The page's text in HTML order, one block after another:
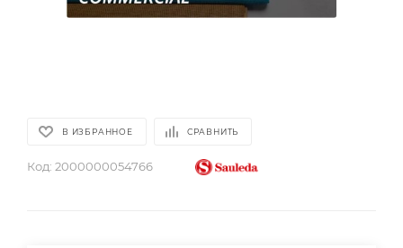
В ИЗБРАННОЕ СРАВНИТЬ
Код: 2000000054766